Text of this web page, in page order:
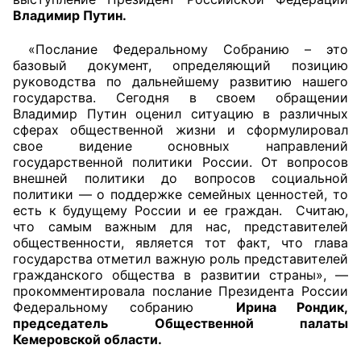
Владимир Путин.
«Послание Федеральному Собранию – это
базовый документ, определяющий позицию
руководства по дальнейшему развитию нашего
государства. Сегодня в своем обращении
Владимир Путин оценил ситуацию в различных
сферах общественной жизни и сформулировал
свое видение основных направлений
государственной политики России. От вопросов
внешней политики до вопросов социальной
политики — о поддержке семейных ценностей, то
есть к будущему России и ее граждан. Считаю,
что самым важным для нас, представителей
общественности, является тот факт, что глава
государства отметил важную роль представителей
гражданского общества в развитии страны», —
прокомментировала послание Президента России
Федеральному собранию Ирина Рондик,
председатель Общественной палаты
Кемеровской области.